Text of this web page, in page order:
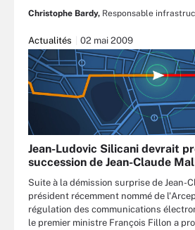
Christophe Bardy, Responsable
Actualités 02 mai 2009
Jean-Ludovic Silicani devrait
succession de Jean-Claude
Suite à la démission surprise de Jean-
président récemment nommé de
régulation des communications
le premier ministre François Fillon a